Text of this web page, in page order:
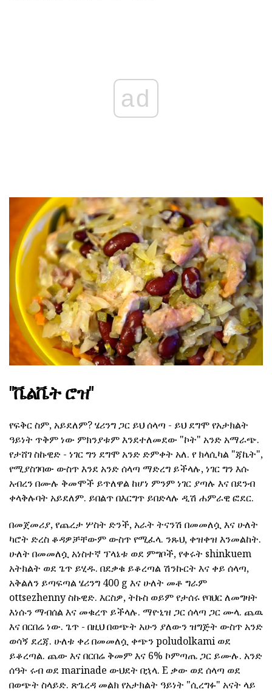
ad
"ቬልቬት ሮዝ"
የፍቅር ስም, አይደለም? ሄሪንግ ጋር ይህ ሰላጣ - ይህ ደግሞ የአታክልት
ዓይነት ጥቅም ነው ምክንያቱም እንደተለመደው "ኮት" አንድ አማራጭ.
የታሸገ ስኩዊድ - ነገር ግን ደግሞ አንድ ድምቀት አለ. የ ክላሲካል "ጃኬት",
የሚያስገባው ውስጥ እንደ አንድ ሰላጣ ማድረግ ይችላሉ, ነገር ግን እሱ
አብረን በሙሉ ቅመሞች ይጥለዋል ከሆነ ምንም ነገር ያጣሉ እና በደንብ
ቀላቅሉባት አይደለም. ይበልጥ በእርግጥ ይበድላሉ ዲሽ ሐምራዊ ፎደር.
በመጀመሪያ, የጨረታ ሦስት ድንች, አራት ትናንሽ በመመለሷ እና ሁለት
ካሮት ድረስ ቆዳዎቻቸውም ውስጥ የሚፈላ. ንጹህ, ቀዝቀዝ እንመልከት.
ሁለት በመመለሷ አነስተኛ ፕላኔቱ ወደ ምግቦች, የቀሩት shinkuem
አትክልት ወደ ጌጥ ይሂዱ. በደቃቁ ይቆረጣል ሽንኩርት እና ቀይ ሰላጣ,
አቅልለን ይጣፍጣል ሄሪንግ 400 g እና ሁለት መቶ ግራም
ottsezhenny ስኩዊድ. እርስዎ, ትኩስ ወይም የታሰሩ የባህር ለመግዛት
እነሱን ማብሰል እና መቁረጥ ይችላሉ. ማዮኒዝ ጋር ሰላጣ ጋር ሙላ. ጨዉ
እና በርበሬ ነው. ጌጥ - በዚህ በወጭት አሁን ያለውን ዝግጅት ውስጥ አንድ
ወሳኝ ደረጃ. ሁለቱ ቀሪ በመመለሷ ቀጭን poludolkami ወደ
ይቆረጣል. ጨው እና በርበሬ ቅመም እና 6% ኮምጣጤ ጋር ይሙሉ. አንድ
ሰዓት ሩብ ወደ marinade ውህደት በኋላ. E ቃው ወደ ሰላጣ ወደ
በወጭት ስላይድ. ጽጌረዳ መልክ የአታክልት ዓይነት "ሲረግፉ" አናት ላይ